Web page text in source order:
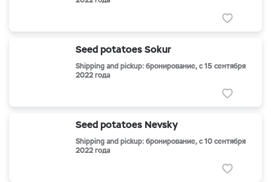
Seed potatoes Sokur
Shipping and pickup: бронирование, с 15 сентября
2022 года
Seed potatoes Nevsky
Shipping and pickup: бронирование, с 10 сентября
2022 года